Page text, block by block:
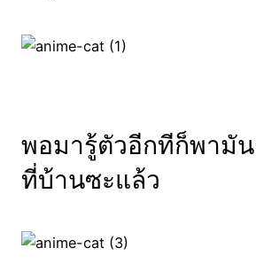
พอมารู้ตัวอีกทีก็พามั
ที่บ้านซะแล้ว